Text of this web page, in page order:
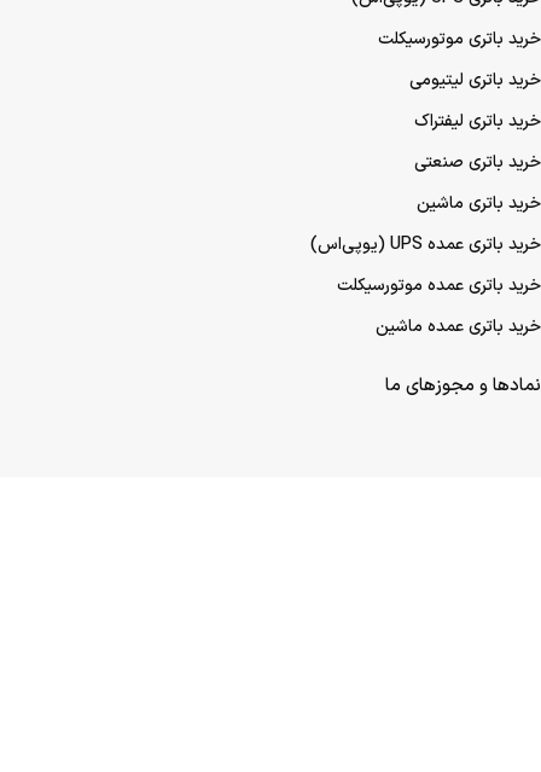
مطالب پربازدید
خرید باتری UPS (یو‌پی‌اس)
خرید باتری موتورسیکلت
خرید باتری لیتیومی
خرید باتری لیفتراک
خرید باتری صنعتی
خرید باتری ماشین
خرید باتری عمده UPS (یو‌پی‌اس)
خرید باتری عمده موتورسیکلت